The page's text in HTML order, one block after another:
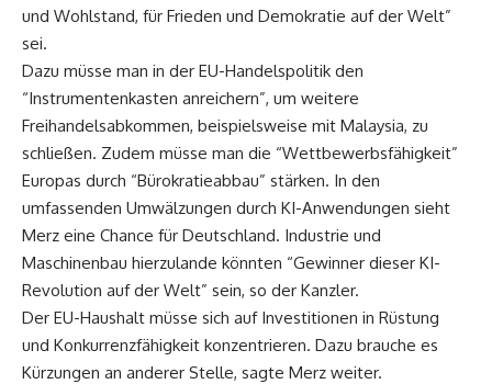
und Wohlstand, für Frieden und Demokratie auf der Welt”
sei.
Dazu müsse man in der EU-Handelspolitik den
“Instrumentenkasten anreichern”, um weitere
Freihandelsabkommen, beispielsweise mit Malaysia, zu
schließen. Zudem müsse man die “Wettbewerbsfähigkeit”
Europas durch “Bürokratieabbau” stärken. In den
umfassenden Umwälzungen durch KI-Anwendungen sieht
Merz eine Chance für Deutschland. Industrie und
Maschinenbau hierzulande könnten “Gewinner dieser KI-
Revolution auf der Welt” sein, so der Kanzler.
Der EU-Haushalt müsse sich auf Investitionen in Rüstung
und Konkurrenzfähigkeit konzentrieren. Dazu brauche es
Kürzungen an anderer Stelle, sagte Merz weiter.